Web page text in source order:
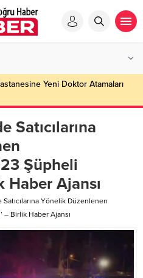
Yeni Doktor Atamaları
Satıcılarına
Şüpheli
Haber Ajansı
Yönelik Düzenlenen
– Birlik Haber Ajansı